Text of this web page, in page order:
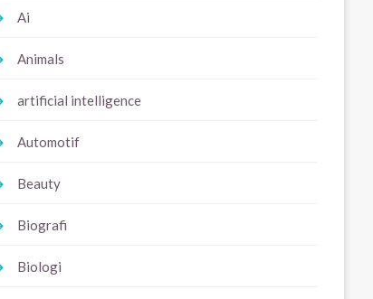
Ai
Animals
artificial intelligence
Automotif
Beauty
Biografi
Biologi